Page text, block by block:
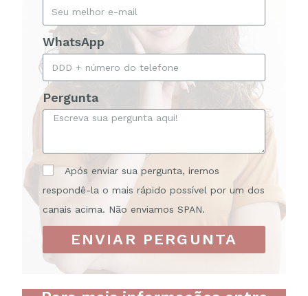
WhatsApp
Pergunta
Após enviar sua pergunta, iremos
respondê-la o mais rápido possível por um dos
canais acima. Não enviamos SPAN.
ENVIAR PERGUNTA